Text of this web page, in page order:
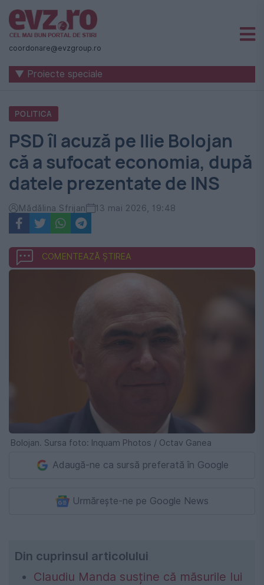
Știri
naționale
internaționale
România
-
Evenimentul
Zilei
coordonare@evzgroup.ro
▼ Proiecte speciale
POLITICA
PSD îl acuză pe Ilie Bolojan
că a sufocat economia, după
datele prezentate de INS
Mădălina Sfrijan 13 mai 2026, 19:48
COMENTEAZĂ ȘTIREA
Bolojan. Sursa foto: Inquam Photos / Octav Ganea
Adaugă-ne ca sursă preferată în Google
Urmărește-ne pe Google News
Din cuprinsul articolului
Claudiu Manda susține că măsurile lui